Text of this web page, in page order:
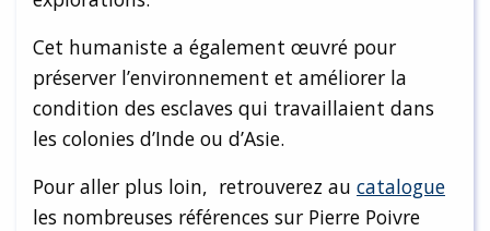
Cet humaniste a également œuvré pour
préserver l’environnement et améliorer la
condition des esclaves qui travaillaient dans
les colonies d’Inde ou d’Asie.
Pour aller plus loin, retrouverez au catalogue
les nombreuses références sur Pierre Poivre